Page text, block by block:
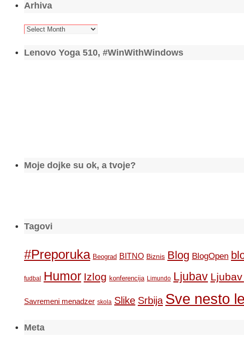
Arhiva
Arhiva
Lenovo Yoga 510, #WinWithWindows
Moje dojke su ok, a tvoje?
Tagovi
#Preporuka Beograd BITNO Biznis Blog BlogOpen
fudbal Humor Izlog konferencija Limundo Ljubav
Savremeni menadzer skola Slike Srbija Sve nesto
Meta